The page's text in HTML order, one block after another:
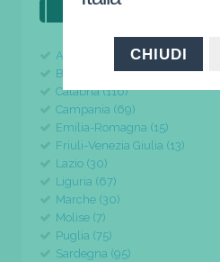
Abruzzo (24)
Basilicata (11)
Calabria (116)
Campania (69)
Emilia-Romagna (15)
Friuli-Venezia Giulia (13)
Lazio (30)
Liguria (67)
Marche (30)
Molise (7)
Puglia (75)
Sardegna (95)
CHIUDI